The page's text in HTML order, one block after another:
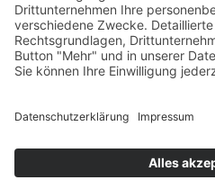
Mittwoch und Freitag
09:00 - 14:00 Uhr
Freitagnachmittag
15:00 - 18:00 Uhr nach Vereinbarung